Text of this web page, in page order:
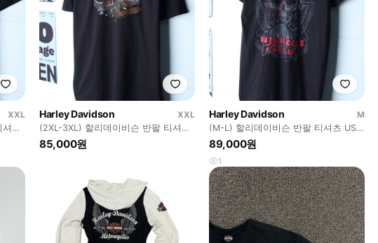
XXL
츠
Harley Davidson
XXL
(2XL-3XL) 할리데이비슨 반팔 티셔츠
USA 빅사이즈-H36563
85,000원
Harley Davidson
M
(M-L) 할리데이비슨 반팔 티셔츠 USA
스컬 바이크-H36562
89,000원
1